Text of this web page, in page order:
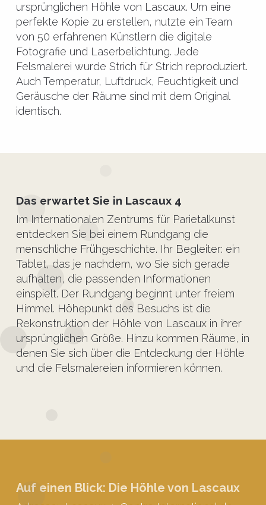
ursprünglichen Höhle von Lascaux. Um eine
perfekte Kopie zu erstellen, nutzte ein Team
von 50 erfahrenen Künstlern die digitale
Fotografie und Laserbelichtung. Jede
Felsmalerei wurde Strich für Strich reproduziert.
Auch Temperatur, Luftdruck, Feuchtigkeit und
Geräusche der Räume sind mit dem Original
identisch.
Das erwartet Sie in Lascaux 4
Im Internationalen Zentrums für Parietalkunst
entdecken Sie bei einem Rundgang die
menschliche Frühgeschichte. Ihr Begleiter: ein
Tablet, das je nachdem, wo Sie sich gerade
aufhalten, die passenden Informationen
einspielt. Der Rundgang beginnt unter freiem
Himmel. Höhepunkt des Besuchs ist die
Rekonstruktion der Höhle von Lascaux in ihrer
ursprünglichen Größe. Hinzu kommen Räume, in
denen Sie sich über die Entdeckung der Höhle
und die Felsmalereien informieren können.
Auf einen Blick: Die Höhle von Lascaux